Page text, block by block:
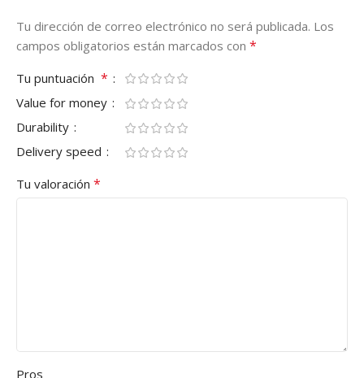
Tu dirección de correo electrónico no será publicada. Los
campos obligatorios están marcados con *
Tu puntuación *
Value for money
Durability
Delivery speed
Tu valoración *
Pros